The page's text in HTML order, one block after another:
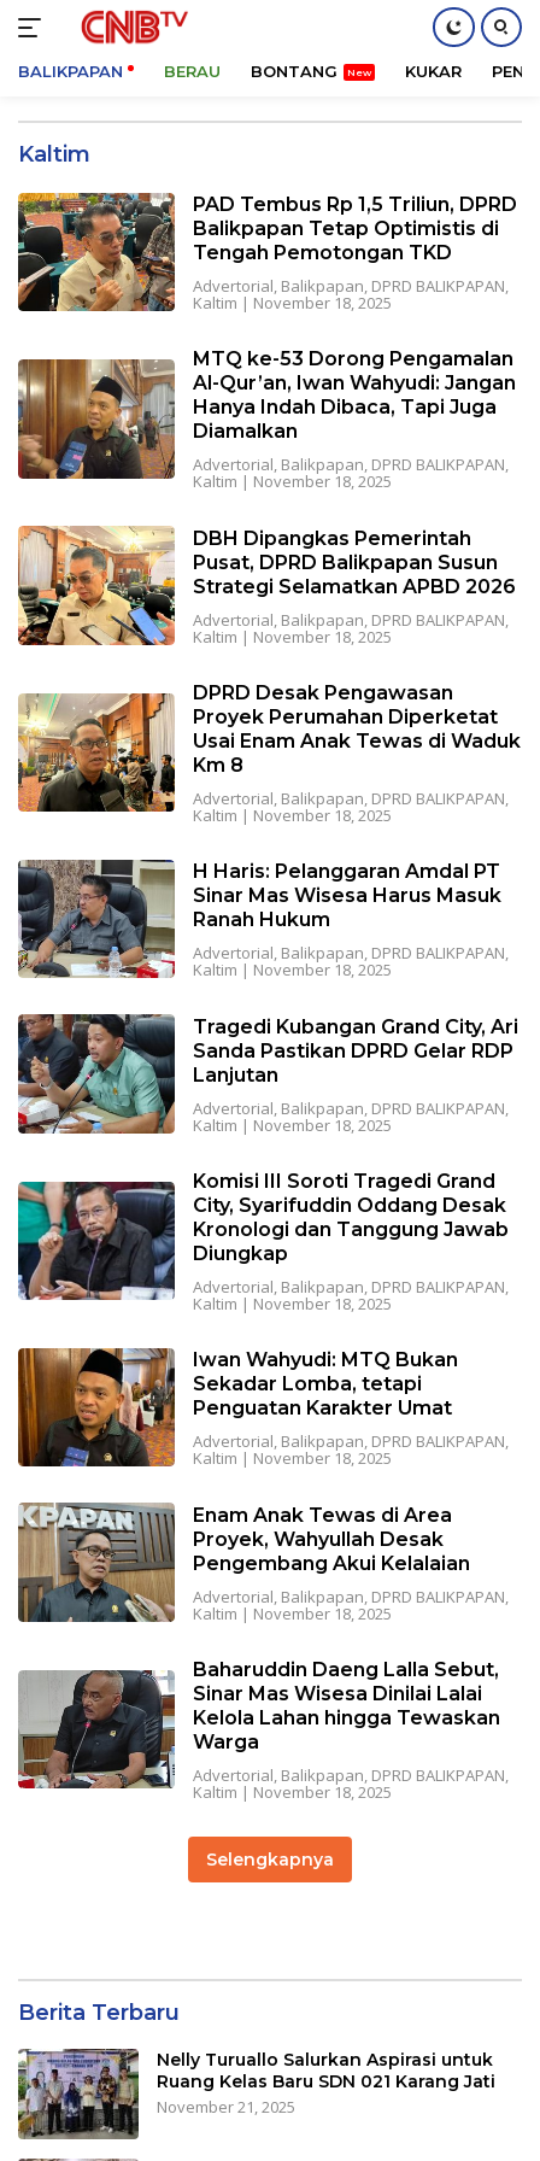
konten
BALIKPAPAN BERAU BONTANG KUKAR
Kaltim
PAD Tembus Rp 1,5 Triliun, DPRD
Balikpapan Tetap Optimistis di
Tengah Pemotongan TKD
Advertorial, Balikpapan, DPRD BALIKPAPAN,
Kaltim | November 18, 2025
MTQ ke-53 Dorong Pengamalan
Al-Qur’an, Iwan Wahyudi: Jangan
Hanya Indah Dibaca, Tapi Juga
Diamalkan
Advertorial, Balikpapan, DPRD BALIKPAPAN,
Kaltim | November 18, 2025
DBH Dipangkas Pemerintah
Pusat, DPRD Balikpapan Susun
Strategi Selamatkan APBD 2026
Advertorial, Balikpapan, DPRD BALIKPAPAN,
Kaltim | November 18, 2025
DPRD Desak Pengawasan
Proyek Perumahan Diperketat
Usai Enam Anak Tewas di Waduk
Km 8
Advertorial, Balikpapan, DPRD BALIKPAPAN,
Kaltim | November 18, 2025
H Haris: Pelanggaran Amdal PT
Sinar Mas Wisesa Harus Masuk
Ranah Hukum
Advertorial, Balikpapan, DPRD BALIKPAPAN,
Kaltim | November 18, 2025
Tragedi Kubangan Grand City, Ari
Sanda Pastikan DPRD Gelar RDP
Lanjutan
Advertorial, Balikpapan, DPRD BALIKPAPAN,
Kaltim | November 18, 2025
Komisi III Soroti Tragedi Grand
City, Syarifuddin Oddang Desak
Kronologi dan Tanggung Jawab
Diungkap
Advertorial, Balikpapan, DPRD BALIKPAPAN,
Kaltim | November 18, 2025
Iwan Wahyudi: MTQ Bukan
Sekadar Lomba, tetapi
Penguatan Karakter Umat
Advertorial, Balikpapan, DPRD BALIKPAPAN,
Kaltim | November 18, 2025
Enam Anak Tewas di Area
Proyek, Wahyullah Desak
Pengembang Akui Kelalaian
Advertorial Balikpapan DPRD BALIKPAPAN
Kaltim | November 18, 2025
Baharuddin Daeng Lalla Sebut,
Sinar Mas Wisesa Dinilai Lalai
Kelola Lahan hingga Tewaskan
Warga
Advertorial, Balikpapan, DPRD BALIKPAPAN,
Kaltim | November 18, 2025
Selengkapnya
Berita Terbaru
Nelly Turuallo Salurkan Aspirasi untuk
Ruang Kelas Baru SDN 021 Karang Jati
November 21, 2025